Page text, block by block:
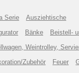
Serie
Ausziehtische
Bänke
Beistell-
Weintrolley,
Zubehör Feuer